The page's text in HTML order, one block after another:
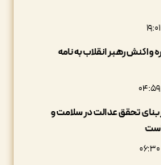
رهبر انقلاب به نامه
تحقق عدالت در سلامت و